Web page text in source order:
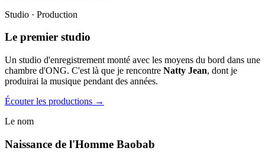
Studio · Production
Le premier studio
Un studio d'enregistrement monté avec les moyens du bord dans une
chambre d'ONG. C'est là que je rencontre Natty Jean, dont je
produirai la musique pendant des années.
Écouter les productions →
Le nom
Naissance de l'Homme Baobab